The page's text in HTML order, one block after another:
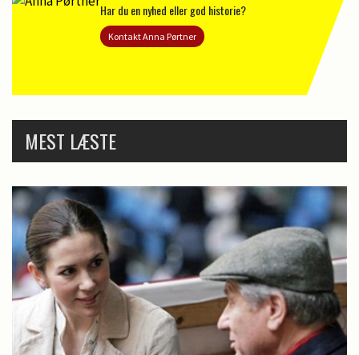
Har du en nyhed eller god historie?
Kontakt Anna Pørtner
MEST LÆSTE